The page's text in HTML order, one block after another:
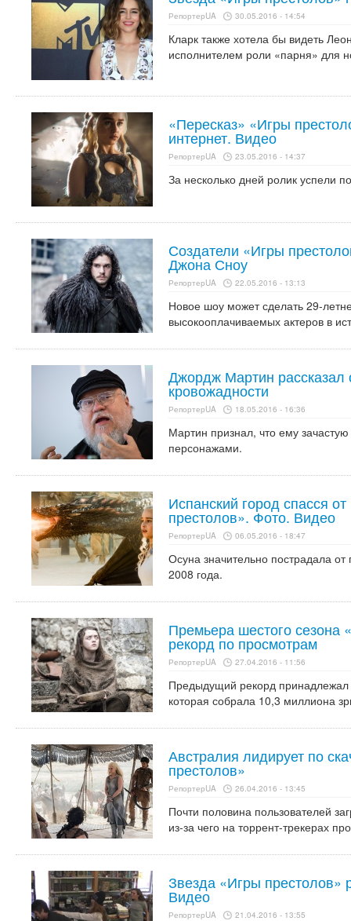
РепортерUA 30.05.2016 - 14:54
Кларк также хотела бы видеть
исполнителем роли «парня» для
«Пересказ» «Игры
интернет. Видео
РепортерUA 23.05.2016 - 14:37
За несколько дней ролик успели
Создатели «Игры
Джона Сноу
РепортерUA 22.05.2016 - 13:13
Новое шоу может сделать 29-
высокооплачиваемых актеров в
Джордж Мартин рассказал
кровожадности
РепортерUA 18.05.2016 - 16:36
Мартин признал, что ему
персонажами.
Испанский город спасся
престолов». Фото. Видео
РепортерUA 06.05.2016 - 18:47
Осуна значительно пострадала от
2008 года.
Премьера шестого сезона
рекорд по просмотрам
РепортерUA 27.04.2016 - 11:56
Предыдущий рекорд
которая собрала 10,3 миллиона
Австралия лидирует по
престолов»
РепортерUA 26.04.2016 - 13:45
Почти половина пользователей
из-за чего на торрент-трекерах
Звезда «Игры престолов»
Видео
РепортерUA 21.04.2016 - 13:55